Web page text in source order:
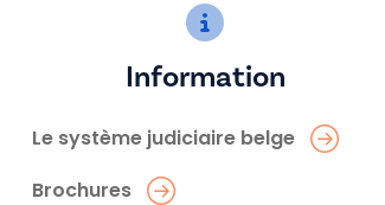
Information
Le système judiciaire belge
Brochures